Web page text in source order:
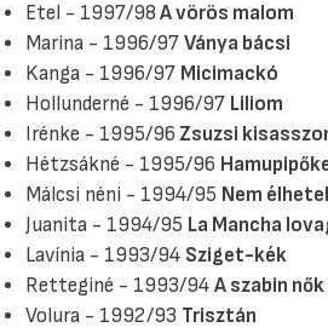
Etel - 1997/98 A vörös malom
Marina - 1996/97 Ványa bácsi
Kanga - 1996/97 Micimackó
Hollunderné - 1996/97 Liliom
Irénke - 1995/96 Zsuzsi
Hétzsákné - 1995/96
Málcsi néni - 1994/95 Nem
Juanita - 1994/95 La Mancha
Lavínia - 1993/94 Sziget-kék
Retteginé - 1993/94 A szabin
Volura - 1992/93 Trisztán